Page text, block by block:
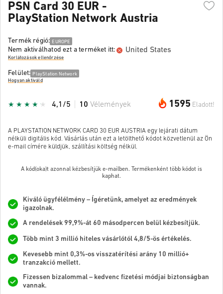
PSN Card 30 EUR -
PlayStation Network Austria
Termék régió: EUROPE
Nem aktiválhatod ezt a terméket itt: United States
Korlátozások ellenőrzése
Felület: PlayStation Network
Hogyan aktiváld
1595 Eladott!
4,1/5 10 Vélemények
A PLAYSTATION NETWORK CARD 30 EUR AUSTRIA egy lejárati dátum
nélküli digitális kód. Vásárlás után ezt a letölthető kódot közvetlenül az Ön
e-mail címére küldjük, szállítási költség nélkül.
A kód(oka)t azonnal kézbesítjük e-mailben. Termékenként több kódot is
kaphat.
Kiváló ügyfélélmény – Ígéretünk, amelyet az eredmények
igazolnak.
A rendelések 99,9%-át 60 másodpercen belül kézbesítjük.
Több mint 3 millió hiteles vásárlótól 4,8/5-ös értékelés.
Kevesebb mint 0,3%-os visszatérítési arány 10 millió+
tranzakció mellett.
Fizessen bizalommal – kedvenc fizetési módjai biztonságban
vannak.